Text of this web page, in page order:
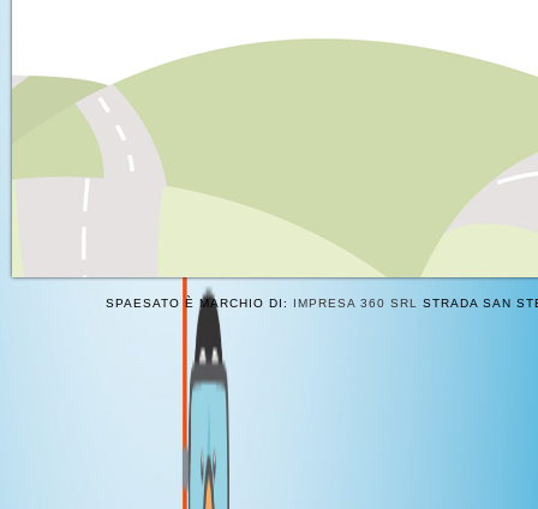
SPAESATO È MARCHIO DI: IMPRESA 360 SRL STRADA SAN